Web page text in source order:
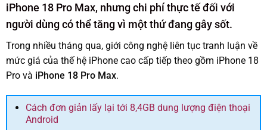
iPhone 18 Pro Max, nhưng chi phí thực tế đối với
người dùng có thể tăng vì một thứ đang gây sốt.
Trong nhiều tháng qua, giới công nghệ liên tục tranh luận về
mức giá của thế hệ iPhone cao cấp tiếp theo gồm iPhone 18
Pro và iPhone 18 Pro Max.
Cách đơn giản lấy lại tới 8,4GB dung lượng điện thoại
Android